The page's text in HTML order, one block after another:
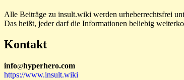
Alle Beiträge zu insult.wiki werden urheberrechtsfrei
Das heißt, jeder darf die Informationen beliebig
Kontakt
info@hyperhero.com
https://www.insult.wiki